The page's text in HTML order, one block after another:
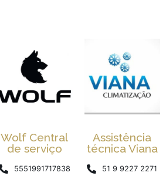
Wolf Central
de serviço
5551991717838
Assistência
técnica Viana
51 9 9227 2271